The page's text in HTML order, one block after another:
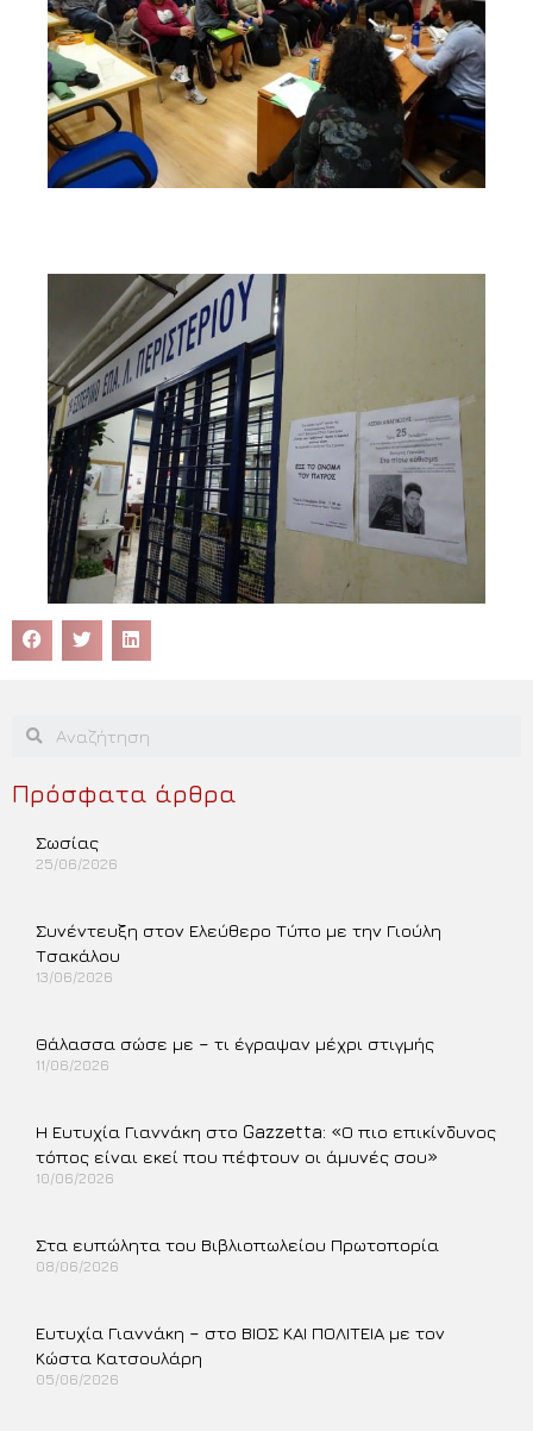
Πρόσφατα άρθρα
Σωσίας
25/06/2026
Συνέντευξη στον Ελεύθερο Τύπο με την Γιούλη
Τσακάλου
13/06/2026
Θάλασσα σώσε με – τι έγραψαν μέχρι στιγμής
11/06/2026
Η Ευτυχία Γιαννάκη στο Gazzetta: «Ο πιο επικίνδυνος
τόπος είναι εκεί που πέφτουν οι άμυνές σου»
10/06/2026
Στα ευπώλητα του Βιβλιοπωλείου Πρωτοπορία
08/06/2026
Ευτυχία Γιαννάκη – στο ΒΙΟΣ ΚΑΙ ΠΟΛΙΤΕΙΑ με τον
Κώστα Κατσουλάρη
05/06/2026